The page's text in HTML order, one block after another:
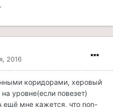
2016
коридорами, херовый
уровне(если повезет)
ещё мне кажется, что non-